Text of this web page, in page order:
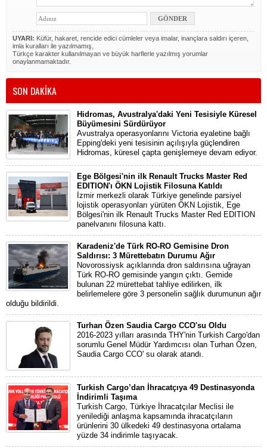
UYARI: Küfür, hakaret, rencide edici cümleler veya imalar, inançlara saldırı içeren,
imla kuralları ile yazılmamış,
Türkçe karakter kullanılmayan ve büyük harflerle yazılmış yorumlar
onaylanmamaktadır.
SON DAKİKA
Hidromas, Avustralya'daki Yeni Tesisiyle Küresel
Büyümesini Sürdürüyor
Avustralya operasyonlarını Victoria eyaletine bağlı
Epping'deki yeni tesisinin açılışıyla güçlendiren
Hidromas, küresel çapta genişlemeye devam ediyor.
Ege Bölgesi'nin ilk Renault Trucks Master Red
EDITION'ı ÖKN Lojistik Filosuna Katıldı
İzmir merkezli olarak Türkiye genelinde parsiyel
lojistik operasyonları yürüten ÖKN Lojistik, Ege
Bölgesi'nin ilk Renault Trucks Master Red EDITION
panelvanını filosuna kattı.
Karadeniz'de Türk RO-RO Gemisine Dron
Saldırısı: 3 Mürettebatın Durumu Ağır
Novorossiysk açıklarında dron saldırısına uğrayan
Türk RO-RO gemisinde yangın çıktı. Gemide
bulunan 22 mürettebat tahliye edilirken, ilk
belirlemelere göre 3 personelin sağlık durumunun ağır
olduğu bildirildi.
Turhan Özen Saudia Cargo CCO'su Oldu
2016-2023 yılları arasında THY'nin Turkish Cargo'dan
sorumlu Genel Müdür Yardımcısı olan Turhan Özen,
Saudia Cargo CCO' su olarak atandı.
Turkish Cargo’dan İhracatçıya 49 Destinasyonda
İndirimli Taşıma
Turkish Cargo, Türkiye İhracatçılar Meclisi ile
yenilediği anlaşma kapsamında ihracatçıların
ürünlerini 30 ülkedeki 49 destinasyona ortalama
yüzde 34 indirimle taşıyacak.